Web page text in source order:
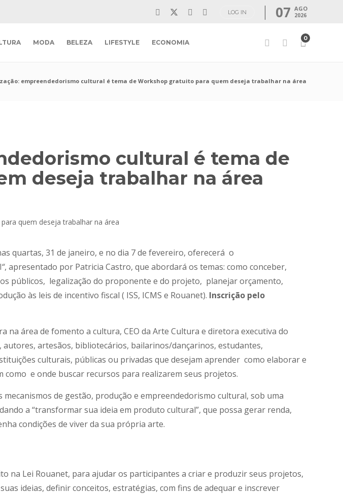
LOG IN 07 AGO
2026
MODA BELEZA LIFESTYLE ECONOMIA
0
empreendedorismo cultural é tema de Workshop gratuito para quem deseja trabalhar na área
cultural é tema de
deseja trabalhar na área
quartas, 31 de janeiro, e no dia 7 de fevereiro, oferecerá o
“, apresentado por Patricia Castro, que abordará os temas: como conceber,
públicos, legalização do proponente e do projeto, planejar orçamento,
às leis de incentivo fiscal ( ISS, ICMS e Rouanet). Inscrição pelo
área de fomento a cultura, CEO da Arte Cultura e diretora executiva do
artesãos, bibliotecários, bailarinos/dançarinos, estudantes,
culturais, públicas ou privadas que desejam aprender como elaborar e
e onde buscar recursos para realizarem seus projetos.
de gestão, produção e empreendedorismo cultural, sob uma
a “transformar sua ideia em produto cultural”, que possa gerar renda,
condições de viver da sua própria arte.
na Lei Rouanet, para ajudar os participantes a criar e produzir seus projetos,
ideias, definir conceitos, estratégias, com fins de adequar e inscrever